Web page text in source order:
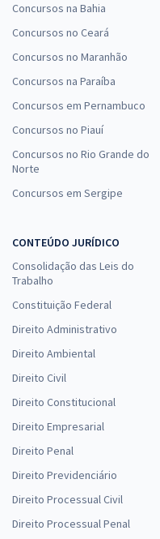
Concursos na Bahia
Concursos no Ceará
Concursos no Maranhão
Concursos na Paraíba
Concursos em Pernambuco
Concursos no Piauí
Concursos no Rio Grande do
Norte
Concursos em Sergipe
CONTEÚDO JURÍDICO
Consolidação das Leis do
Trabalho
Constituição Federal
Direito Administrativo
Direito Ambiental
Direito Civil
Direito Constitucional
Direito Empresarial
Direito Penal
Direito Previdenciário
Direito Processual Civil
Direito Processual Penal